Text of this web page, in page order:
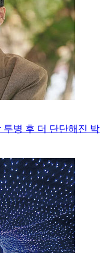
병 후 더 단단해진 박